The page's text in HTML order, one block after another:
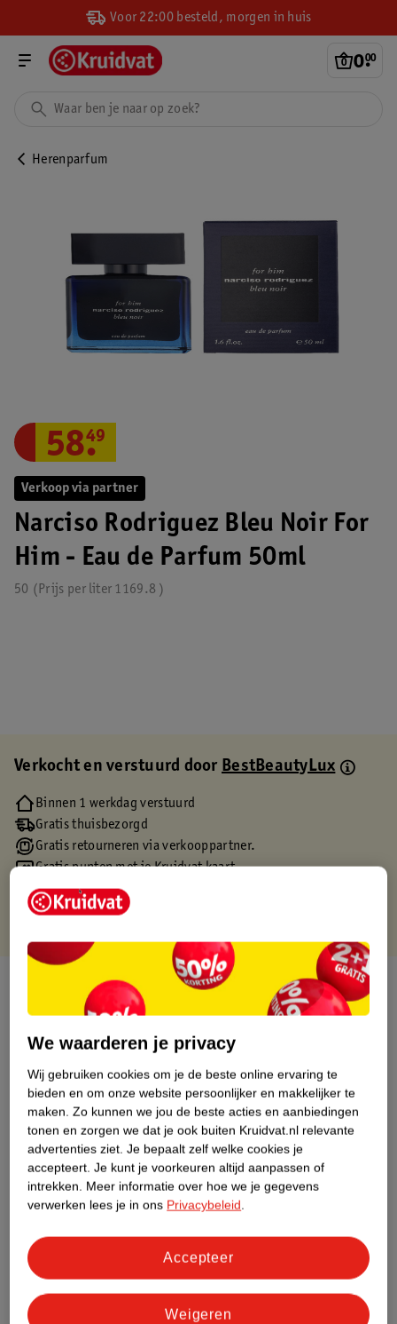
Voor 22:00 besteld, morgen in huis
0.
00
Herenparfum
Verkoop via partner
Narciso Rodriguez Bleu Noir For
Him - Eau de Parfum 50ml
50 1169.8
Prijs per liter
58.
49
Verkocht en verstuurd doorBestBeautyLux
Binnen 1 werkdag verstuurd
Gratis thuisbezorgd
Gratis retourneren via verkooppartner.
Gratis punten met je Kruidvat kaart
Over dit product
Etiketinformatie
Nature Impact Score
Dit product heeft (nog) geen Nature
Impact Score.
Meer informatie
Bestel & Bezorginformatie
We waarderen je privacy
Wij gebruiken cookies om je de beste online ervaring te
bieden en om onze website persoonlijker en makkelijker te
maken. Zo kunnen we jou de beste acties en aanbiedingen
tonen en zorgen we dat je ook buiten Kruidvat.nl relevante
advertenties ziet. Je bepaalt zelf welke cookies je
accepteert. Je kunt je voorkeuren altijd aanpassen of
intrekken. Meer informatie over hoe we je gegevens
verwerken lees je in ons Privacybeleid.
Weigeren
Accepteer